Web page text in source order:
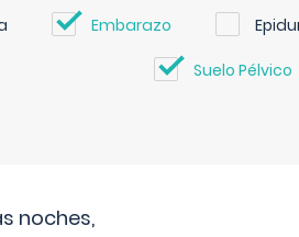
Embarazo
Suelo Pélvico
noches,